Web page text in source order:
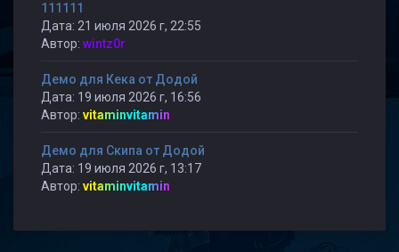
111111
Дата: 21 июля 2026 г, 22:55
Автор: wintz0r
Демо для Кека от Додой
Дата: 19 июля 2026 г, 16:56
Автор: vitaminvitamin
Демо для Скипа от Додой
Дата: 19 июля 2026 г, 13:17
Автор: vitaminvitamin